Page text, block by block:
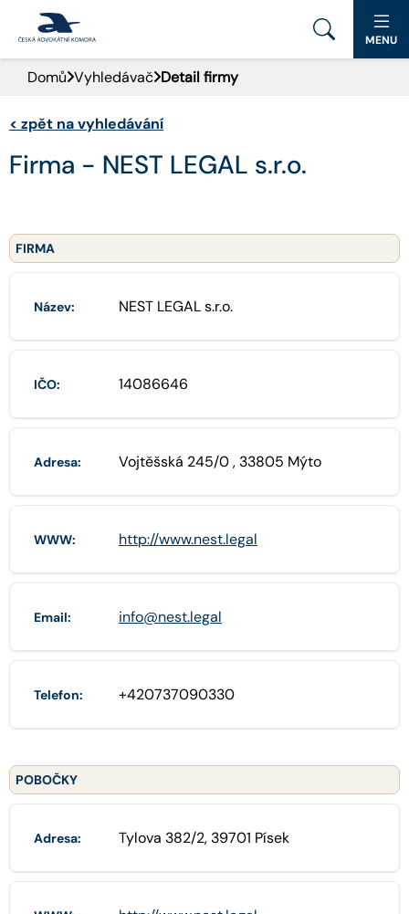
PORTÁL ČAK
DOMŮ
AKTUALITY
PRO VEŘEJNOST
ADVOKÁTNÍ DENÍK
MENU
Domů Vyhledávač Detail firmy
< zpět na vyhledávání
Firma - NEST LEGAL s.r.o.
FIRMA
Název: NEST LEGAL s.r.o.
IČO: 14086646
Adresa: Vojtěšská 245/0 , 33805 Mýto
WWW: http://www.nest.legal
Email: info@nest.legal
Telefon: +420737090330
POBOČKY
Adresa: Tylova 382/2, 39701 Písek